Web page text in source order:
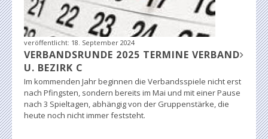
veröffentlicht: 18. September 2024
VERBANDSRUNDE 2025 TERMINE VERBAND
U. BEZIRK C
Im kommenden Jahr beginnen die Verbandsspiele nicht erst
nach Pfingsten, sondern bereits im Mai und mit einer Pause
nach 3 Spieltagen, abhängig von der Gruppenstärke, die
heute noch nicht immer feststeht.